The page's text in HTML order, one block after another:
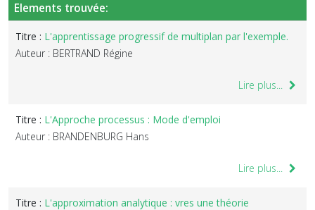
Elements trouvée:
Titre : L'apprentissage progressif de multiplan par l'exemple.
Auteur : BERTRAND Régine
Lire plus...
Titre : L'Approche processus : Mode d'emploi
Auteur : BRANDENBURG Hans
Lire plus...
Titre : L'approximation analytique : vres une théorie